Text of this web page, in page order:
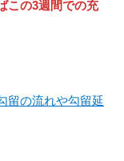
この3週間での充
留の流れや勾留延